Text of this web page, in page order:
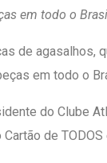
em todo o
de
em todo o
do Clube
de